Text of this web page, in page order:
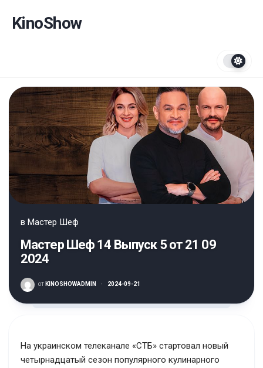
содержанию
KinoShow
в Мастер Шеф
Мастер Шеф 14 Выпуск 5 от 21 09
2024
от KINOSHOWADMIN · 2024-09-21
На украинском телеканале «СТБ» стартовал новый
четырнадцатый сезон популярного кулинарного